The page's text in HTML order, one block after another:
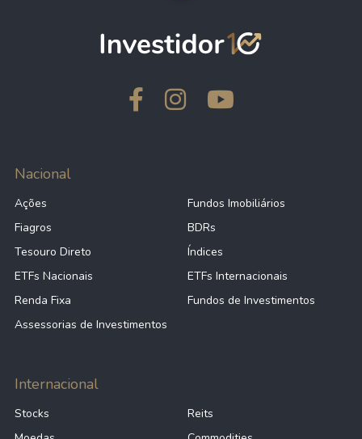
Nacional
Ações
Fundos Imobiliários
Fiagros
BDRs
Tesouro Direto
Índices
ETFs Nacionais
ETFs Internacionais
Renda Fixa
Fundos de Investimentos
Assessorias de Investimentos
Internacional
Stocks
Reits